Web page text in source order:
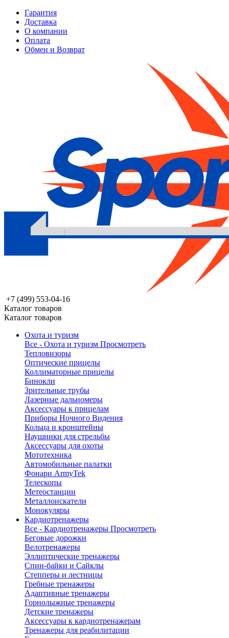
Гарантия
Доставка
О компании
Оплата
Обмен и Возврат
+7 (499) 553-04-16
Каталог товаров
Каталог товаров
Охота и туризм
Все - Охота и туризм Просмотреть
Тепловизоры
Оптические прицелы
Коллиматорные прицелы
Бинокли
Зрительные трубы
Лазерные дальномеры
Аксессуары к прицелам
Приборы Ночного Видения
Кольца и кронштейны
Наушники для стрельбы
Аксессуары для охоты
Мототехника
Автомобильные палатки
Фонари ArmyTek
Телескопы
Метеостанции
Металлоискатели
Монокуляры
Кардиотренажеры
Все - Кардиотренажеры Просмотреть
Беговые дорожки
Велотренажеры
Эллиптические тренажеры
Спин-байки и Сайклы
Степперы и лестницы
Гребные тренажеры
Адаптивные тренажеры
Горнолыжные тренажеры
Детские тренажеры
Аксессуары к кардиотренажерам
Тренажеры для реабилитации